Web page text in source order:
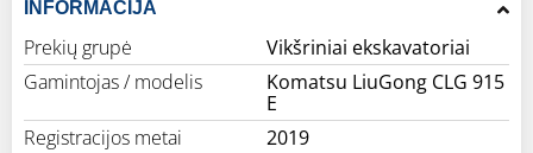
INFORMACIJA
Prekių grupė
Vikšriniai ekskavatoriai
Gamintojas / modelis
Komatsu LiuGong CLG 915
E
Registracijos metai
2019